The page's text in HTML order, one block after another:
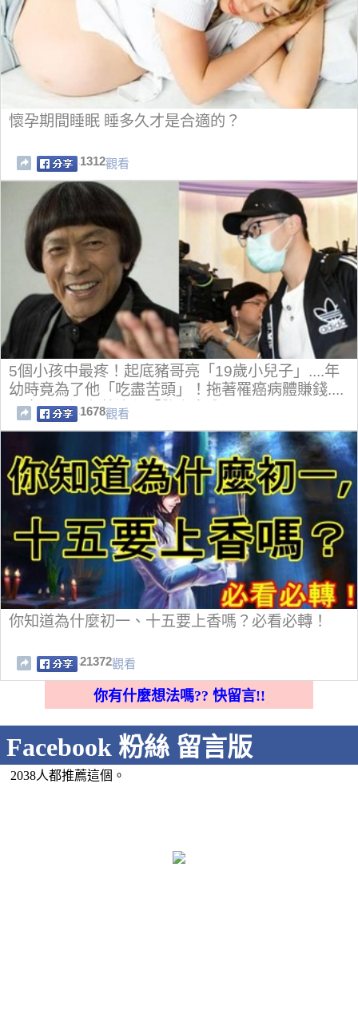
懷孕期間睡眠 睡多久才是合適的？
1312觀看
5個小孩中最疼！起底豬哥亮「19歲小兒子」....年
幼時竟為了他「吃盡苦頭」！拖著罹癌病體賺錢....
原來兒子還有著這種「驚人身分」！
1678觀看
你知道為什麼初一、十五要上香嗎？必看必轉！
21372觀看
你有什麼想法嗎?? 快留言!!
Facebook 粉絲 留言版
2038人都推薦這個。